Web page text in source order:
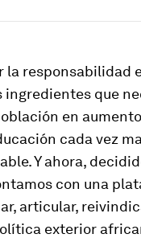
la responsabilidad
ingredientes que
en
cada vez
Y ahora,
con una
articular,
exterior